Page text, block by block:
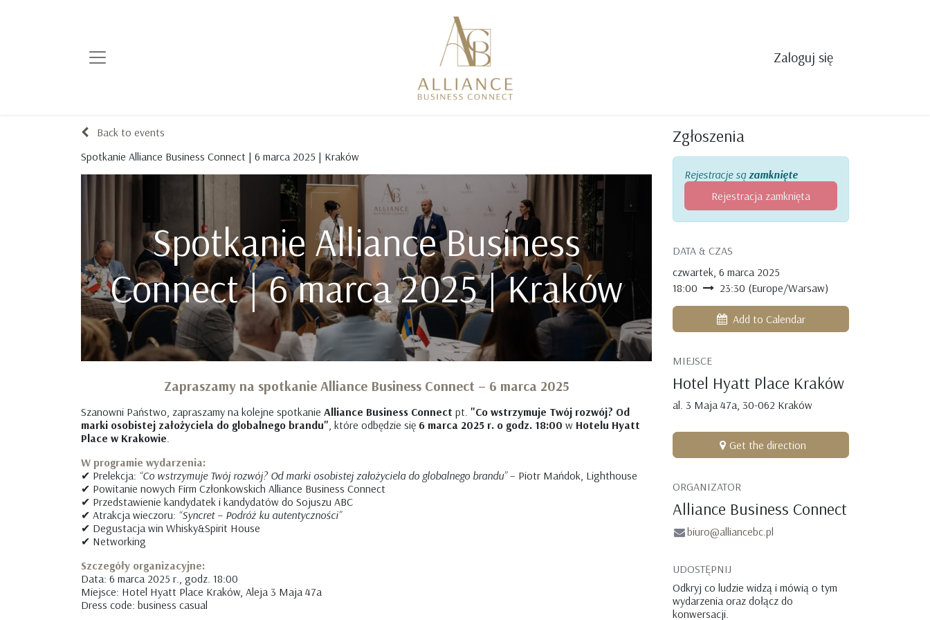
Zaloguj się
Back to events
Spotkanie Alliance Business Connect | 6 marca 2025 | Kraków
Spotkanie Alliance Business
Connect | 6 marca 2025 | Kraków
Zapraszamy na spotkanie Alliance Business Connect – 6 marca 2025
Szanowni Państwo, zapraszamy na kolejne spotkanie Alliance Business Connect pt. "Co wstrzymuje Twój rozwój? Od
marki osobistej założyciela do globalnego brandu", które odbędzie się 6 marca 2025 r. o godz. 18:00 w Hotelu Hyatt
Place w Krakowie.
W programie wydarzenia:
✔ Prelekcja: “Co wstrzymuje Twój rozwój? Od marki osobistej założyciela do globalnego brandu”– Piotr Mańdok, Lighthouse
✔ Powitanie nowych Firm Członkowskich Alliance Business Connect
✔ Przedstawienie kandydatek i kandydatów do Sojuszu ABC
✔ Atrakcja wieczoru: “Syncret – Podróż ku autentyczności”
✔ Degustacja win Whisky&Spirit House
✔ Networking
Szczegóły organizacyjne:
Data: 6 marca 2025 r., godz. 18:00
Miejsce: Hotel Hyatt Place Kraków, Aleja 3 Maja 47a
Dress code: business casual
Zgłoszenia
Rejestracje są zamknięte
Rejestracja zamknięta
DATA & CZAS
czwartek, 6 marca 2025
18:00
23:30 (Europe/Warsaw)
Add to Calendar
MIEJSCE
Hotel Hyatt Place Kraków
al. 3 Maja 47a, 30-062 Kraków
Get the direction
ORGANIZATOR
Alliance Business Connect
biuro@alliancebc.pl
UDOSTĘPNIJ
Odkryj co ludzie widzą i mówią o tym
wydarzenia oraz dołącz do
konwersacji.